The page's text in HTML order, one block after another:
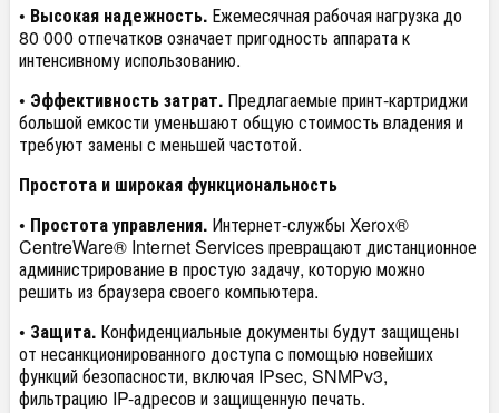
• Высокая надежность. Ежемесячная рабочая нагрузка до
80 000 отпечатков означает пригодность аппарата к
интенсивному использованию.
• Эффективность затрат. Предлагаемые принт-картриджи
большой емкости уменьшают общую стоимость владения и
требуют замены с меньшей частотой.
Простота и широкая функциональность
• Простота управления. Интернет-службы Xerox®
CentreWare® Internet Services превращают дистанционное
администрирование в простую задачу, которую можно
решить из браузера своего компьютера.
• Защита. Конфиденциальные документы будут защищены
от несанкционированного доступа с помощью новейших
функций безопасности, включая IPsec, SNMPv3,
фильтрацию IP-адресов и защищенную печать.